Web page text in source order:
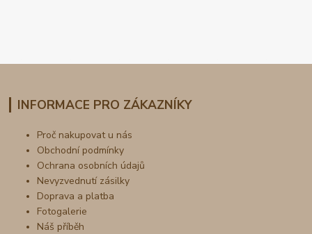
INFORMACE PRO ZÁKAZNÍKY
Proč nakupovat u nás
Obchodní podmínky
Ochrana osobních údajů
Nevyzvednutí zásilky
Doprava a platba
Fotogalerie
Náš příběh